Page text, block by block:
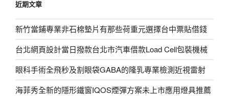
字:
近期文章
新竹當鋪專業非石棉墊片有那些荷重元選擇台中票貼借錢
台北網頁設計當日撥款台北市汽車借款Load Cell包裝機械
眼科手術全飛秒及割眼袋GABA的隆乳專業檢測近視雷射
海菲秀全新的隱形鐵窗IQOS煙彈方案未上市應用燈具推薦